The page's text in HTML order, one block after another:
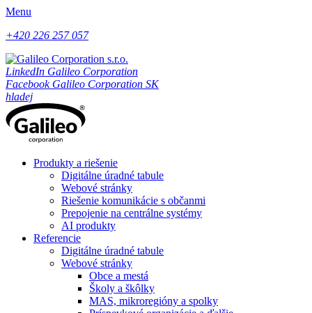
Menu
+420 226 257 057
LinkedIn Galileo Corporation
Facebook Galileo Corporation SK
hladej
Produkty a riešenie
Digitálne úradné tabule
Webové stránky
Riešenie komunikácie s občanmi
Prepojenie na centrálne systémy
AI produkty
Referencie
Digitálne úradné tabule
Webové stránky
Obce a mestá
Školy a škôlky
MAS, mikroregióny a spolky